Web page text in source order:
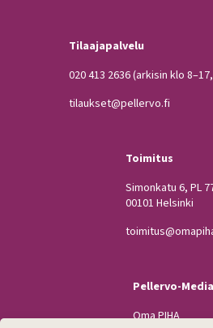
Tilaajapalvelu
020 413 2636(arkisin klo
tilaukset@pellervo.fi
Toimitus
Simonkatu 6, PL
00101 Helsinki
Pellervo-
Oma PIHA